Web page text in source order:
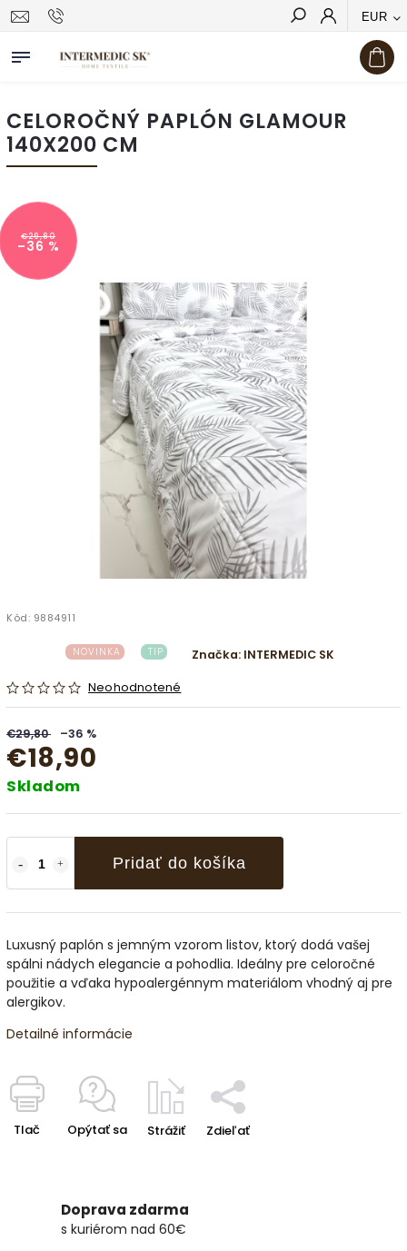
EUR
Hľadať
CELOROČNÝ PAPLÓN GLAMOUR
140X200 CM
€29,80
–36 %
Kód: 9884911
NOVINKA TIP
Neohodnotené
Značka: INTERMEDIC SK
€29,80 –36 %
€18,90
Skladom
Pridať do košíka
Luxusný paplón s jemným vzorom listov, ktorý dodá vašej
spálni nádych elegancie a pohodlia. Ideálny pre celoročné
použitie a vďaka hypoalergénnym materiálom vhodný aj pre
alergikov.
Detailné informácie
Tlač Opýtať sa Strážiť Zdieľať
Doprava zdarma
s kuriérom nad 60€